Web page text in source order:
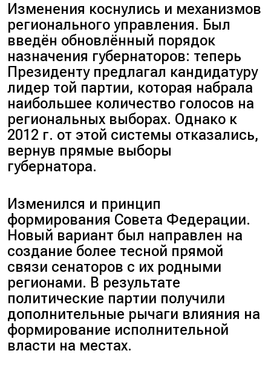
Изменения коснулись и механизмов
регионального управления. Был
введён обновлённый порядок
назначения губернаторов: теперь
Президенту предлагал кандидатуру
лидер той партии, которая набрала
наибольшее количество голосов на
региональных выборах. Однако к
2012 г. от этой системы отказались,
вернув прямые выборы
губернатора.
Изменился и принцип
формирования Совета Федерации.
Новый вариант был направлен на
создание более тесной прямой
связи сенаторов с их родными
регионами. В результате
политические партии получили
дополнительные рычаги влияния на
формирование исполнительной
власти на местах.